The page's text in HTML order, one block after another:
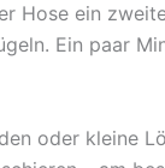
Hose ein
Ein paar
oder kleine